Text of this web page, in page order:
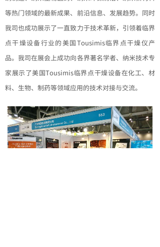
等热门领域的最新成果、前沿信息、发展趋势。同时
我司也成功展示了一直致力于技术革新，引领着临界
点干燥设备行业的美国Tousimis临界点干燥仪产
品。我司在展会上成功向各界著名学者、纳米技术专
家展示了美国Tousimis临界点干燥设备在化工、材
料、生物、制药等领域应用的技术对接与交流。